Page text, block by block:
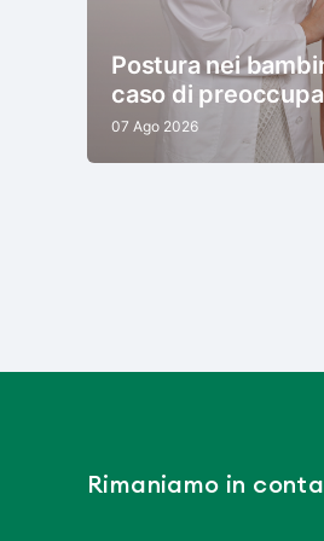
Postura nei
caso di
07 Ago 2026
Rimaniamo in